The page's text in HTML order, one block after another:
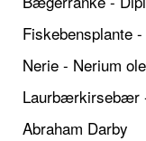
Fiskebensplante
Nerie - Nerium
Laurbærkirsebær
Abraham Darby